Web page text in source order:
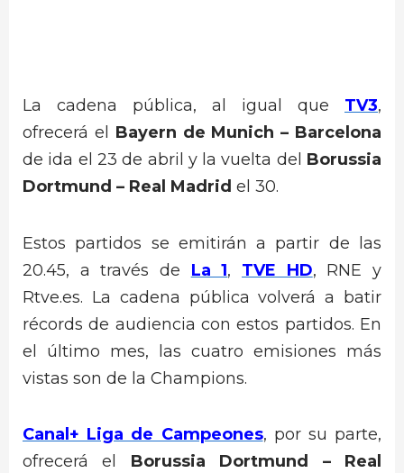
La cadena pública, al igual que TV3,
ofrecerá el Bayern de Munich – Barcelona
de ida el 23 de abril y la vuelta del Borussia
Dortmund – Real Madrid el 30.
Estos partidos se emitirán a partir de las
20.45, a través de La 1, TVE HD, RNE y
Rtve.es. La cadena pública volverá a batir
récords de audiencia con estos partidos. En
el último mes, las cuatro emisiones más
vistas son de la Champions.
Canal+ Liga de Campeones, por su parte,
ofrecerá el Borussia Dortmund – Real